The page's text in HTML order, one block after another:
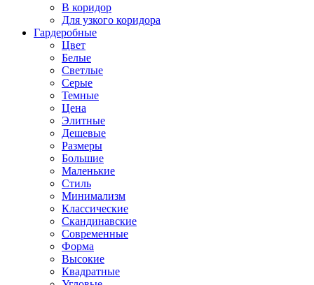
В коридор
Для узкого коридора
Гардеробные
Цвет
Белые
Светлые
Серые
Темные
Цена
Элитные
Дешевые
Размеры
Большие
Маленькие
Стиль
Минимализм
Классические
Скандинавские
Современные
Форма
Высокие
Квадратные